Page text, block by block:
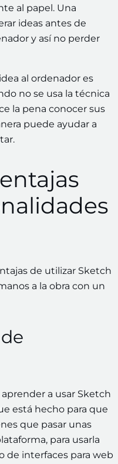
al papel. Una
ideas antes de
y así no perder
al ordenador es
no se usa la técnica
la pena conocer sus
puede ayudar a
de utilizar Sketch
a la obra con un
a usar Sketch
está hecho para que
que pasar unas
para usarla
de interfaces para web